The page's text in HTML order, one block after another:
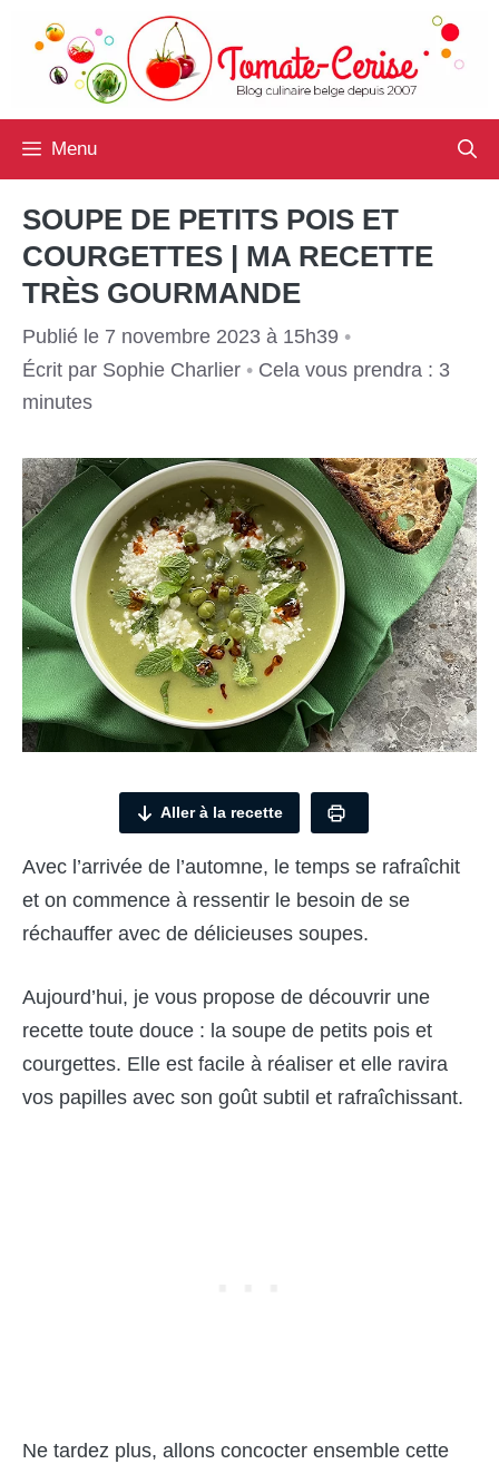
contenu
Menu
SOUPE DE PETITS POIS ET
COURGETTES | MA RECETTE
TRÈS GOURMANDE
Publié le 7 novembre 2023 à 15h39 •
Écrit par Sophie Charlier • Cela vous prendra : 3
minutes
Aller à la recette
Avec l’arrivée de l’automne, le temps se rafraîchit
et on commence à ressentir le besoin de se
réchauffer avec de délicieuses soupes.
Aujourd’hui, je vous propose de découvrir une
recette toute douce : la soupe de petits pois et
courgettes. Elle est facile à réaliser et elle ravira
vos papilles avec son goût subtil et rafraîchissant.
Ne tardez plus, allons concocter ensemble cette